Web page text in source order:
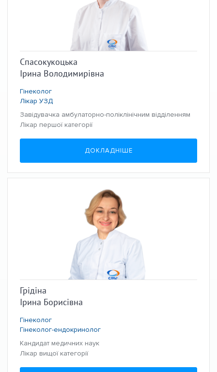
Спасокукоцька
Ірина Володимирівна
Гінеколог
Лікар УЗД
Завідувачка амбулаторно-поліклінічним відділенням
Лікар першої категорії
ДОКЛАДНІШЕ
Грідіна
Ірина Борисівна
Гінеколог
Гінеколог-ендокринолог
Кандидат медичних наук
Лікар вищої категорії